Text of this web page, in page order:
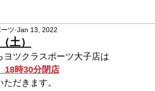
ツ Jan 13, 2022
土）
ヨツクラスポーツ大子店は
18時30分閉店
だきます。